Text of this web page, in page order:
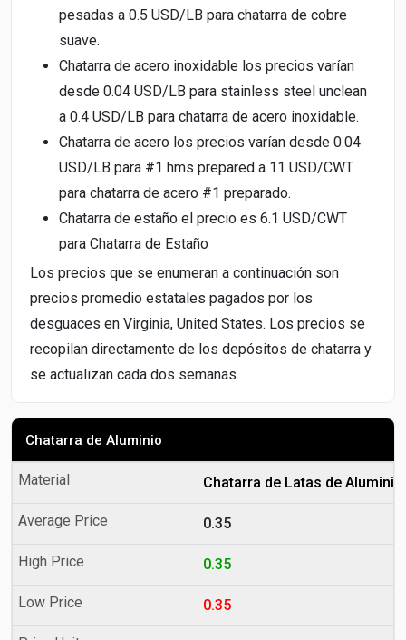
pesadas a 0.5 USD/LB para chatarra de cobre
suave.
Chatarra de acero inoxidable los precios varían
desde 0.04 USD/LB para stainless steel unclean
a 0.4 USD/LB para chatarra de acero inoxidable.
Chatarra de acero los precios varían desde 0.04
USD/LB para #1 hms prepared a 11 USD/CWT
para chatarra de acero #1 preparado.
Chatarra de estaño el precio es 6.1 USD/CWT
para Chatarra de Estaño
Los precios que se enumeran a continuación son
precios promedio estatales pagados por los
desguaces en Virginia, United States. Los precios se
recopilan directamente de los depósitos de chatarra y
se actualizan cada dos semanas.
Chatarra de Aluminio
Chatarra de Latas de Aluminio
0.35
0.35
0.35